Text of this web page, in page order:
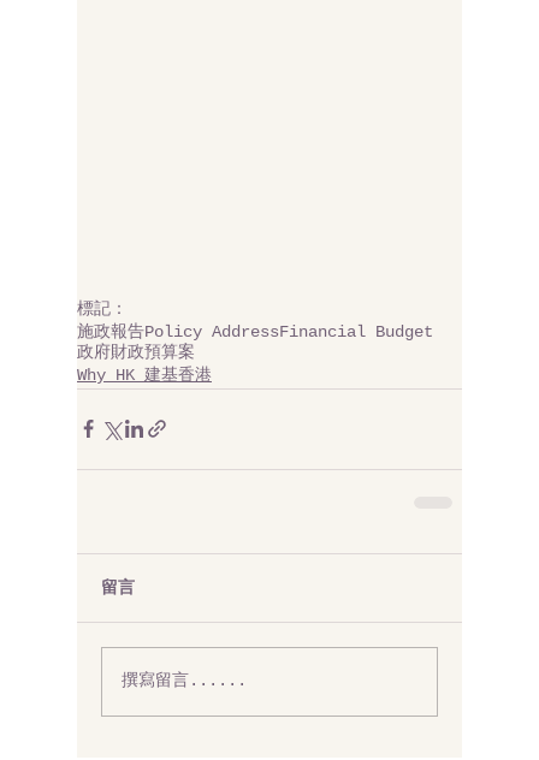
標記：
施政報告Policy AddressFinancial Budget
政府財政預算案
Why HK 建基香港
留言
撰寫留言......